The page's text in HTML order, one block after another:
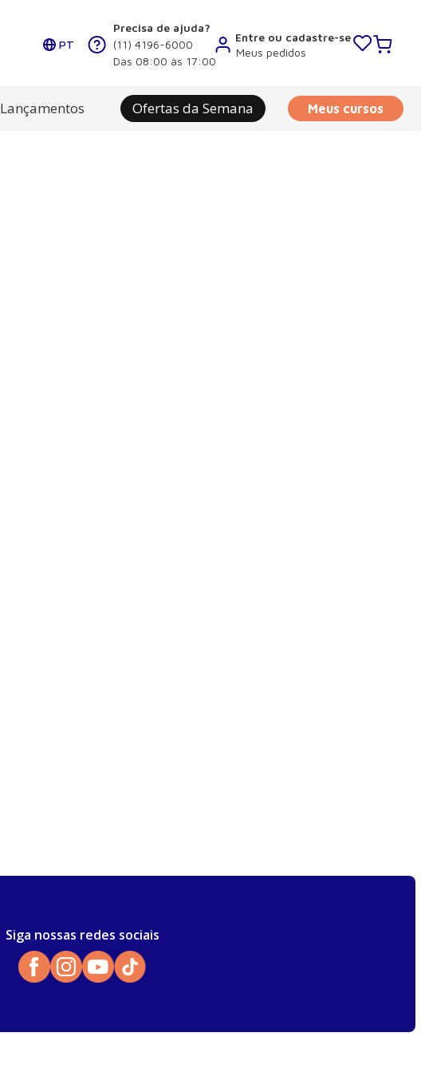
PT
Precisa de ajuda?
(11) 4196-6000
Das 08:00 às 17:00
Entre ou cadastre-se
Meus pedidos
Lançamentos Ofertas da Semana Meus cursos
Siga nossas redes sociais